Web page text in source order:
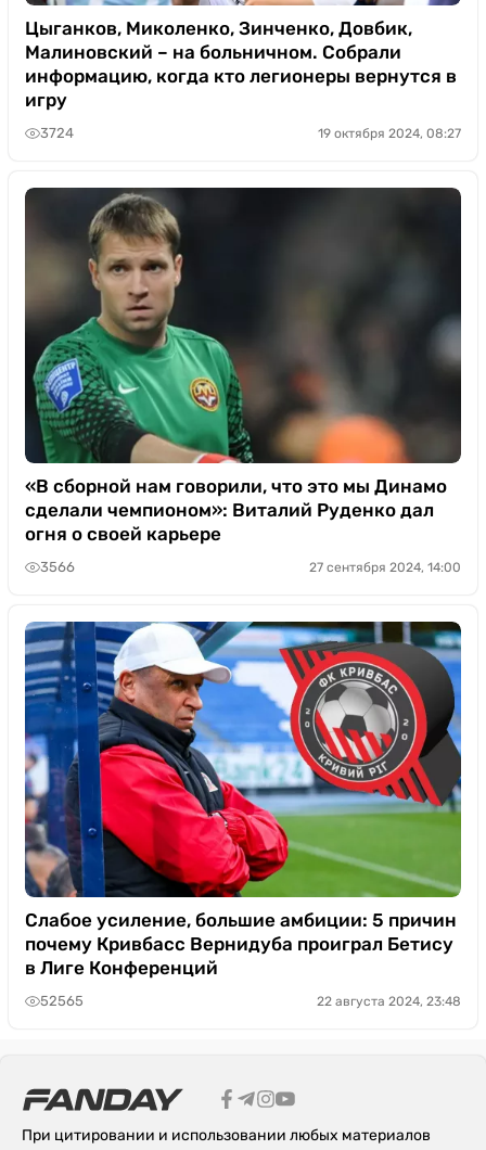
Цыганков, Миколенко, Зинченко, Довбик,
Малиновский – на больничном. Собрали
информацию, когда кто легионеры вернутся в
игру
3724 19 октября 2024, 08:27
«В сборной нам говорили, что это мы Динамо
сделали чемпионом»: Виталий Руденко дал
огня о своей карьере
3566 27 сентября 2024, 14:00
Слабое усиление, большие амбиции: 5 причин
почему Кривбасс Вернидуба проиграл Бетису
в Лиге Конференций
52565 22 августа 2024, 23:48
При цитировании и использовании любых материалов